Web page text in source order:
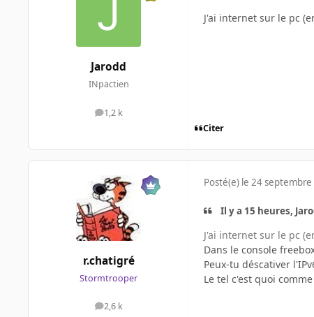
Jarodd
INpactien
1,2 k
messages
J'ai internet sur le pc
Citer
r.chatigré
Stormtrooper
2,6 k
messages
Posté(e) le 24
Il y a 15 heures,
J'ai internet sur le pc
Dans le console
Peux-tu déscativer
Le tel c'est quoi